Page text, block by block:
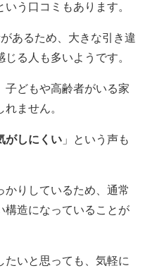
いう口コミもあります。
あるため、大きな引き違
る人も多いようです。
子どもや高齢者がいる家
ません。
がしにくい 」という声も
かりしているため、通常
構造になっていることが
たいと思っても、気軽に